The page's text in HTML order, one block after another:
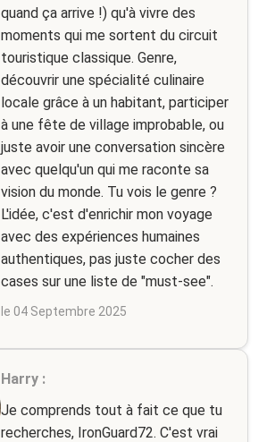
quand ça arrive !) qu'à vivre des
moments qui me sortent du circuit
touristique classique. Genre,
découvrir une spécialité culinaire
locale grâce à un habitant, participer
à une fête de village improbable, ou
juste avoir une conversation sincère
avec quelqu'un qui me raconte sa
vision du monde. Tu vois le genre ?
L'idée, c'est d'enrichir mon voyage
avec des expériences humaines
authentiques, pas juste cocher des
cases sur une liste de "must-see".
le 04 Septembre 2025
Harry :
Je comprends tout à fait ce que tu
recherches, IronGuard72. C'est vrai